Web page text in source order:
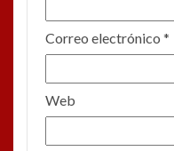
Correo electrónico *
Web